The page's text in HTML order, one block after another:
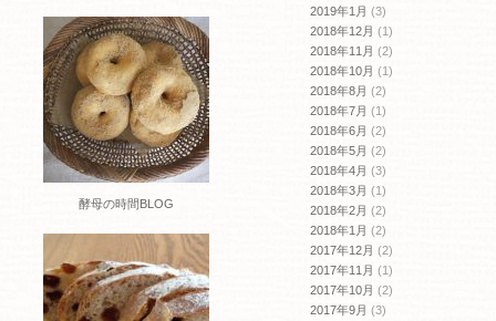
酵母の時間BLOG
2019年1月 (3)
2018年12月 (1)
2018年11月 (2)
2018年10月 (1)
2018年8月 (2)
2018年7月 (1)
2018年6月 (2)
2018年5月 (2)
2018年4月 (3)
2018年3月 (1)
2018年2月 (2)
2018年1月 (2)
2017年12月 (2)
2017年11月 (1)
2017年10月 (2)
2017年9月 (3)